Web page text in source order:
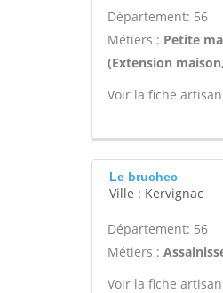
Département: 56
Métiers : Petite
(Extension
Voir la fiche
Le bruchec
Ville : Kervignac
Département: 56
Métiers :
Voir la fiche